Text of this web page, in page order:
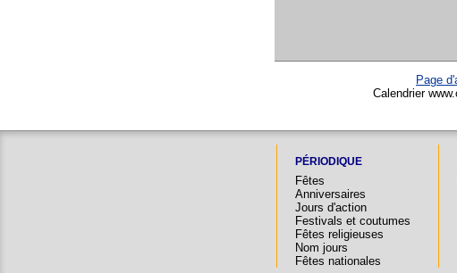
Page
Calendrier
PÉRIODIQUE
Fêtes
Anniversaires
Jours d'action
Festivals et coutumes
Fêtes religieuses
Nom jours
Fêtes nationales